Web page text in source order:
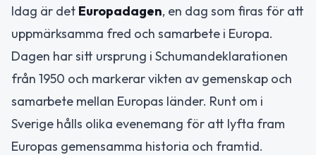
Idag är det Europadagen, en dag som firas för att
uppmärksamma fred och samarbete i Europa.
Dagen har sitt ursprung i Schumandeklarationen
från 1950 och markerar vikten av gemenskap och
samarbete mellan Europas länder. Runt om i
Sverige hålls olika evenemang för att lyfta fram
Europas gemensamma historia och framtid.